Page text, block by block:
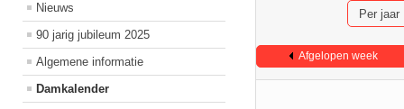
Nieuws
90 jarig jubileum 2025
Algemene informatie
Damkalender
Per jaar
Afgelopen week